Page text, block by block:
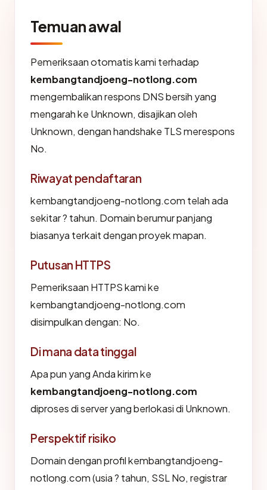
Temuan awal
Pemeriksaan otomatis kami terhadap
kembangtandjoeng-notlong.com
mengembalikan respons DNS bersih yang
mengarah ke Unknown, disajikan oleh
Unknown, dengan handshake TLS merespons
No.
Riwayat pendaftaran
kembangtandjoeng-notlong.com telah ada
sekitar ? tahun. Domain berumur panjang
biasanya terkait dengan proyek mapan.
Putusan HTTPS
Pemeriksaan HTTPS kami ke
kembangtandjoeng-notlong.com
disimpulkan dengan: No.
Di mana data tinggal
Apa pun yang Anda kirim ke
kembangtandjoeng-notlong.com
diproses di server yang berlokasi di Unknown.
Perspektif risiko
Domain dengan profil kembangtandjoeng-
notlong.com (usia ? tahun, SSL No, registrar